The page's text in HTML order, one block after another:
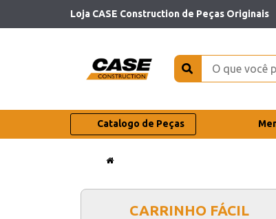
Loja CASE Construction de Peças Originais
Catalogo de Peças
CARRINHO FÁCIL